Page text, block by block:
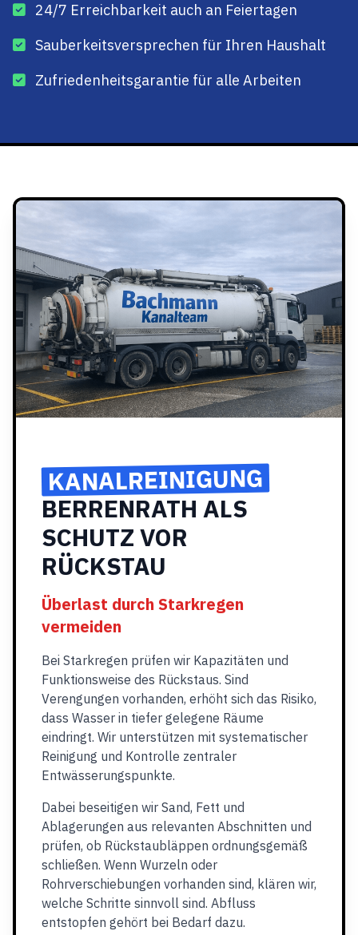
24/7 Erreichbarkeit auch an Feiertagen
Sauberkeitsversprechen für Ihren Haushalt
Zufriedenheitsgarantie für alle Arbeiten
KANALREINIGUNG
BERRENRATH ALS
SCHUTZ VOR
RÜCKSTAU
Überlast durch Starkregen
vermeiden
Bei Starkregen prüfen wir Kapazitäten und
Funktionsweise des Rückstaus. Sind
Verengungen vorhanden, erhöht sich das Risiko,
dass Wasser in tiefer gelegene Räume
eindringt. Wir unterstützen mit systematischer
Reinigung und Kontrolle zentraler
Entwässerungspunkte.
Dabei beseitigen wir Sand, Fett und
Ablagerungen aus relevanten Abschnitten und
prüfen, ob Rückstaubläppen ordnungsgemäß
schließen. Wenn Wurzeln oder
Rohrverschiebungen vorhanden sind, klären wir,
welche Schritte sinnvoll sind. Abfluss
entstopfen gehört bei Bedarf dazu.